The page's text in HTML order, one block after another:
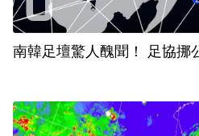
南韓足壇驚人醜聞！ 足協挪